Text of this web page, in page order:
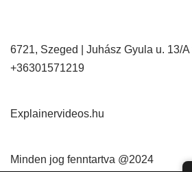
6721, Szeged | Juhász Gyula u. 13/A
+36301571219
Explainervideos.hu
Minden jog fenntartva @2024